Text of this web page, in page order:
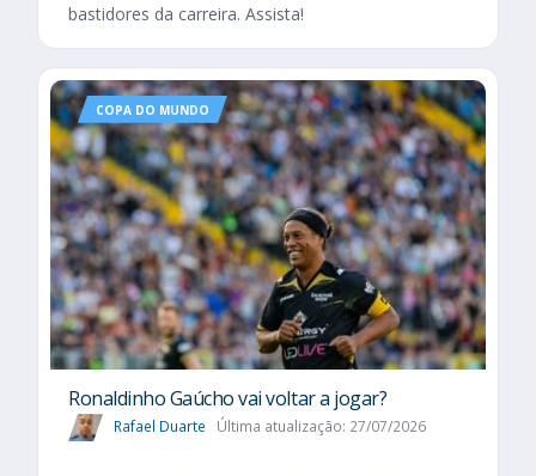
bastidores da carreira. Assista!
COPA DO MUNDO
Ronaldinho Gaúcho vai voltar a jogar?
Rafael Duarte Última atualização: 27/07/2026